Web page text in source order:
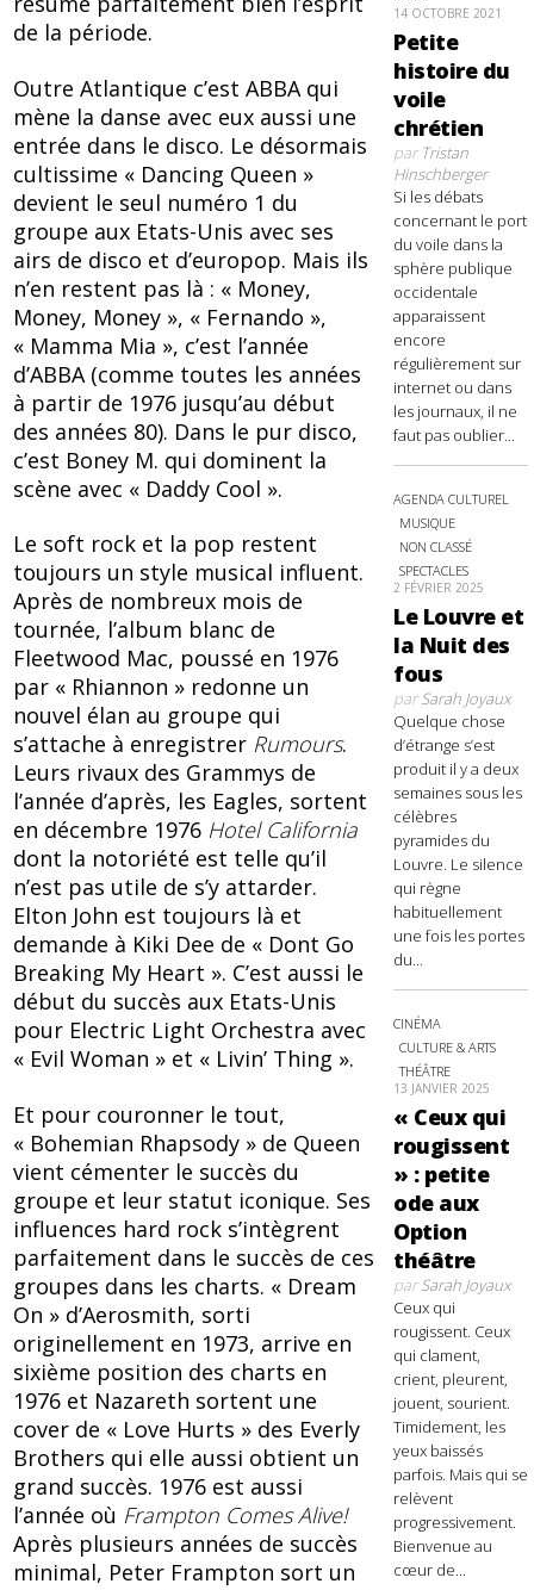
de la période.
Outre Atlantique c’est ABBA qui
mène la danse avec eux aussi une
entrée dans le disco. Le désormais
cultissime « Dancing Queen »
devient le seul numéro 1 du
groupe aux Etats-Unis avec ses
airs de disco et d’europop. Mais ils
n’en restent pas là : « Money,
Money, Money », « Fernando »,
« Mamma Mia », c’est l’année
d’ABBA (comme toutes les années
à partir de 1976 jusqu’au début
des années 80). Dans le pur disco,
c’est Boney M. qui dominent la
scène avec « Daddy Cool ».
Le soft rock et la pop restent
toujours un style musical influent.
Après de nombreux mois de
tournée, l’album blanc de
Fleetwood Mac, poussé en 1976
par « Rhiannon » redonne un
nouvel élan au groupe qui
s’attache à enregistrer Rumours.
Leurs rivaux des Grammys de
l’année d’après, les Eagles, sortent
en décembre 1976 Hotel California
dont la notoriété est telle qu’il
n’est pas utile de s’y attarder.
Elton John est toujours là et
demande à Kiki Dee de « Dont Go
Breaking My Heart ». C’est aussi le
début du succès aux Etats-Unis
pour Electric Light Orchestra avec
« Evil Woman » et « Livin’ Thing ».
Et pour couronner le tout,
« Bohemian Rhapsody » de Queen
vient cémenter le succès du
groupe et leur statut iconique. Ses
influences hard rock s’intègrent
parfaitement dans le succès de ces
groupes dans les charts. « Dream
On » d’Aerosmith, sorti
originellement en 1973, arrive en
sixième position des charts en
1976 et Nazareth sortent une
cover de « Love Hurts » des Everly
Brothers qui elle aussi obtient un
grand succès. 1976 est aussi
l’année où Frampton Comes Alive!
Après plusieurs années de succès
minimal, Peter Frampton sort un
14 OCTOBRE 2021
Petite
histoire du
voile
chrétien
parTristan
Hinschberger
Si les débats
concernant le port
du voile dans la
sphère publique
occidentale
apparaissent
encore
régulièrement sur
internet ou dans
les journaux, il ne
faut pas oublier...
AGENDA CULTUREL
MUSIQUE
NON CLASSÉ
SPECTACLES
2 FÉVRIER 2025
Le Louvre et
la Nuit des
fous
parSarah Joyaux
Quelque chose
d’étrange s’est
produit il y a deux
semaines sous les
célèbres
pyramides du
Louvre. Le silence
qui règne
habituellement
une fois les portes
du...
CINÉMA
CULTURE & ARTS
THÉÂTRE
13 JANVIER 2025
« Ceux qui
rougissent
» : petite
ode aux
Option
théâtre
parSarah Joyaux
Ceux qui
rougissent. Ceux
qui clament,
crient, pleurent,
jouent, sourient.
Timidement, les
yeux baissés
parfois. Mais qui se
relèvent
progressivement.
Bienvenue au
cœur de...